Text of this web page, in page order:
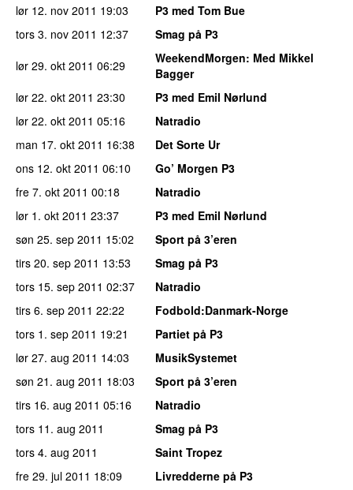
lør 12. nov 2011 19:03
P3 med Tom Bue
tors 3. nov 2011 12:37
Smag på P3
lør 29. okt 2011 06:29 WeekendMorgen: Med Mikkel
Bagger
lør 22. okt 2011 23:30
P3 med Emil Nørlund
lør 22. okt 2011 05:16
Natradio
man 17. okt 2011 16:38
Det Sorte Ur
ons 12. okt 2011 06:10
Go’ Morgen P3
fre 7. okt 2011 00:18
Natradio
lør 1. okt 2011 23:37
P3 med Emil Nørlund
søn 25. sep 2011 15:02
Sport på 3’eren
tirs 20. sep 2011 13:53
Smag på P3
tors 15. sep 2011 02:37
Natradio
tirs 6. sep 2011 22:22
Fodbold:Danmark-Norge
tors 1. sep 2011 19:21
Partiet på P3
lør 27. aug 2011 14:03
MusikSystemet
søn 21. aug 2011 18:03
Sport på 3’eren
tirs 16. aug 2011 05:16
Natradio
tors 11. aug 2011
Smag på P3
tors 4. aug 2011
Saint Tropez
fre 29. jul 2011 18:09
Livredderne på P3